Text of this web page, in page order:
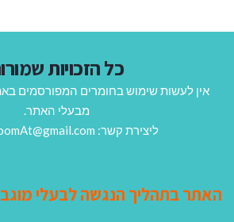
כל הזכויות
אין לעשות שימוש בחומרים המפורסמים
מבעלי האתר.
ליצירת קשר: Avihai.ZoomAt@gmail.com
האתר בתהליך הנגשה לבעלי